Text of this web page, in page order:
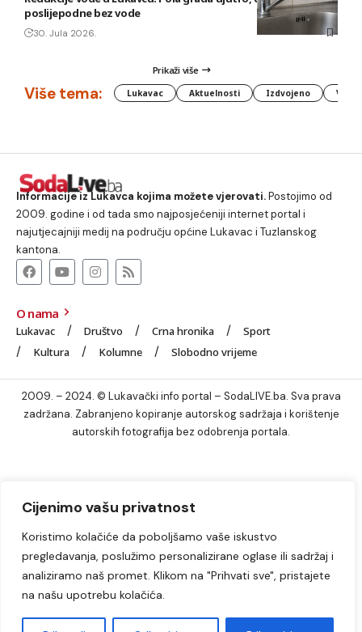
Cijenimo vašu privatnost
Koristimo kolačiće da poboljšamo vaše iskustvo
pregledavanja, poslužimo personalizirane oglase ili sadržaj i
analiziramo naš promet. Klikom na "Prihvati sve", pristajete
na našu upotrebu kolačića.
poslijepodne bez vode
30. Jula 2026.
Prikaži više
Više tema: Lukavac Aktuelnosti Izdvojeno
Informacije iz Lukavca kojima možete vjerovati.Postojimo od
2009. godine i od tada smo najposjećeniji internet portal i
najutjecajniji medij na području općine Lukavac i Tuzlanskog
kantona.
O nama
Lukavac Društvo Crna hronika
Sport
Kultura
Kolumne Slobodno vrijeme
2009. – 2024. © Lukavački info portal – SodaLIVE.ba. Sva prava
zadržana. Zabranjeno kopiranje autorskog sadržaja i korištenje
autorskih fotografija bez odobrenja portala.